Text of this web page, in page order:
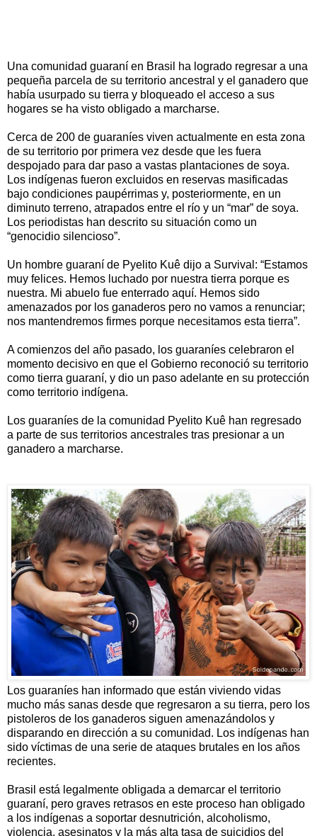
Una comunidad guaraní en Brasil ha logrado regresar a una
pequeña parcela de su territorio ancestral y el ganadero que
había usurpado su tierra y bloqueado el acceso a sus
hogares se ha visto obligado a marcharse.
Cerca de 200 de guaraníes viven actualmente en esta zona
de su territorio por primera vez desde que les fuera
despojado para dar paso a vastas plantaciones de soya.
Los indígenas fueron excluidos en reservas masificadas
bajo condiciones paupérrimas y, posteriormente, en un
diminuto terreno, atrapados entre el río y un “mar” de soya.
Los periodistas han descrito su situación como un
“genocidio silencioso”.
Un hombre guaraní de Pyelito Kuê dijo a Survival: “Estamos
muy felices. Hemos luchado por nuestra tierra porque es
nuestra. Mi abuelo fue enterrado aquí. Hemos sido
amenazados por los ganaderos pero no vamos a renunciar;
nos mantendremos firmes porque necesitamos esta tierra”.
A comienzos del año pasado, los guaraníes celebraron el
momento decisivo en que el Gobierno reconoció su territorio
como tierra guaraní, y dio un paso adelante en su protección
como territorio indígena.
Los guaraníes de la comunidad Pyelito Kuê han regresado
a parte de sus territorios ancestrales tras presionar a un
ganadero a marcharse.
Los guaraníes han informado que están viviendo vidas
mucho más sanas desde que regresaron a su tierra, pero los
pistoleros de los ganaderos siguen amenazándolos y
disparando en dirección a su comunidad. Los indígenas han
sido víctimas de una serie de ataques brutales en los años
recientes.
Brasil está legalmente obligada a demarcar el territorio
guaraní, pero graves retrasos en este proceso han obligado
a los indígenas a soportar desnutrición, alcoholismo,
violencia, asesinatos y la más alta tasa de suicidios del